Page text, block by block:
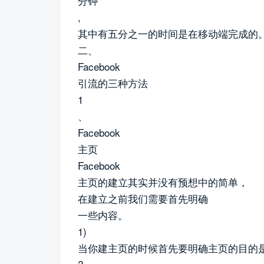
,
其中有五分之一的时间是在移动端完成的。
二、
Facebook
引流的三种方法
1
、
Facebook
主页
Facebook
主页的建立其实并没有预想中的简单，
在建立之前我们需要首先明确
一些内容。
1)
当你建主页的时候首先要明确主页的目的